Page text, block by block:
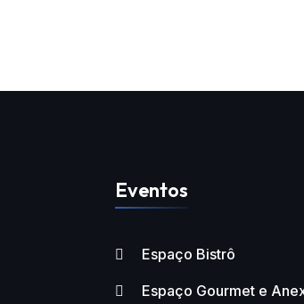
Eventos
Espaço Bistrô
Espaço Gourmet e